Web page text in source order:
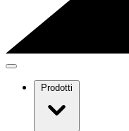
Prodotti